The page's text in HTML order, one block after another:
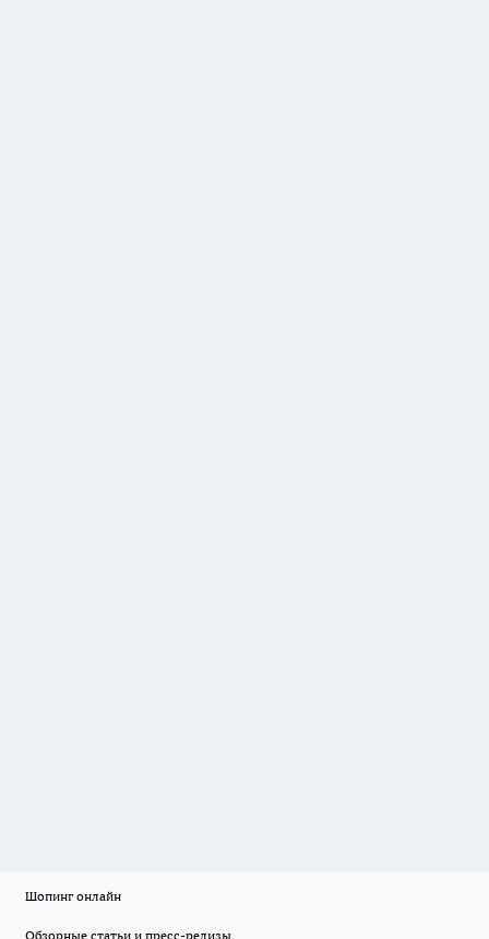
Шопинг онлайн
Обзорные статьи и пресс-релизы